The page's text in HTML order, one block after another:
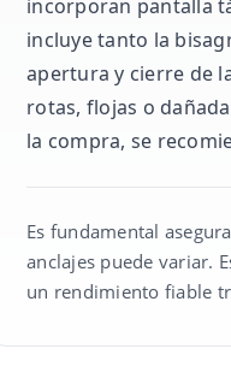
incorporan pantalla
incluye tanto la
apertura y cierre de
rotas, flojas o
la compra, se
Es fundamental
anclajes puede variar.
un rendimiento fiable